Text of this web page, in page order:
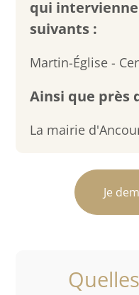
qui
suivants :
Martin-Église -
Ainsi que près
La mairie
Je